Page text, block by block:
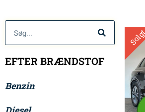
Søg
EFTER BRÆNDSTOF
Benzin